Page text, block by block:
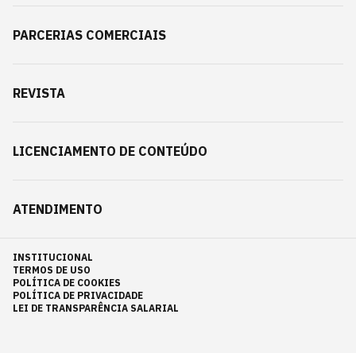
PARCERIAS COMERCIAIS
REVISTA
LICENCIAMENTO DE CONTEÚDO
ATENDIMENTO
INSTITUCIONAL
TERMOS DE USO
POLÍTICA DE COOKIES
POLÍTICA DE PRIVACIDADE
LEI DE TRANSPARÊNCIA SALARIAL